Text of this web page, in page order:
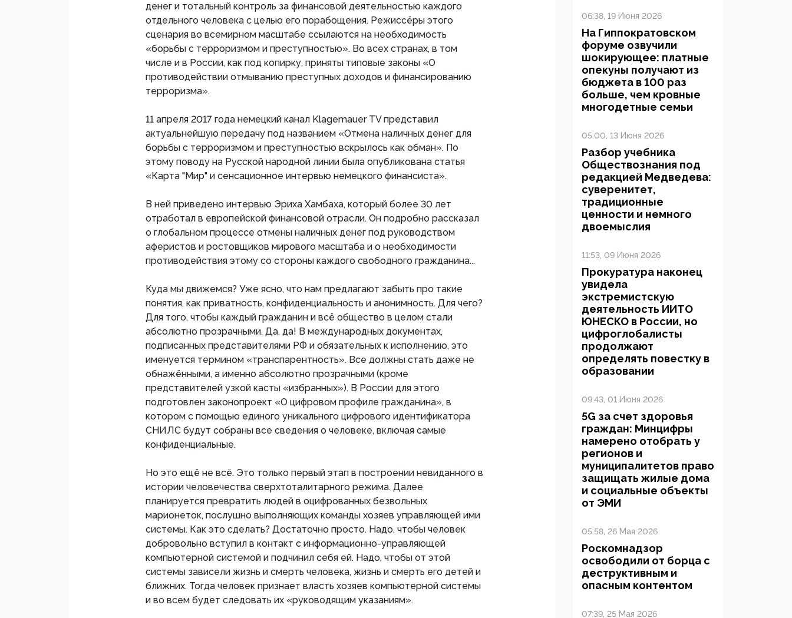
денег и тотальный контроль за финансовой деятельностью каждого
отдельного человека с целью его порабощения. Режиссёры этого
сценария во всемирном масштабе ссылаются на необходимость
«борьбы с терроризмом и преступностью». Во всех странах, в том
числе и в России, как под копирку, приняты типовые законы «О
противодействии отмыванию преступных доходов и финансированию
терроризма».
11 апреля 2017 года немецкий канал Klagemauer TV представил
актуальнейшую передачу под названием «Отмена наличных денег для
борьбы с терроризмом и преступностью вскрылось как обман». По
этому поводу на Русской народной линии была опубликована статья
«Карта "Мир" и сенсационное интервью немецкого финансиста».
В ней приведено интервью Эриха Хамбаха, который более 30 лет
отработал в европейской финансовой отрасли. Он подробно рассказал
о глобальном процессе отмены наличных денег под руководством
аферистов и ростовщиков мирового масштаба и о необходимости
противодействия этому со стороны каждого свободного гражданина...
Куда мы движемся? Уже ясно, что нам предлагают забыть про такие
понятия, как приватность, конфиденциальность и анонимность. Для чего?
Для того, чтобы каждый гражданин и всё общество в целом стали
абсолютно прозрачными. Да, да! В международных документах,
подписанных представителями РФ и обязательных к исполнению, это
именуется термином «транспарентность». Все должны стать даже не
обнажёнными, а именно абсолютно прозрачными (кроме
представителей узкой касты «избранных»). В России для этого
подготовлен законопроект «О цифровом профиле гражданина», в
котором с помощью единого уникального цифрового идентификатора
СНИЛС будут собраны все сведения о человеке, включая самые
конфиденциальные.
Но это ещё не всё. Это только первый этап в построении невиданного в
истории человечества сверхтоталитарного режима. Далее
планируется превратить людей в оцифрованных безвольных
марионеток, послушно выполняющих команды хозяев управляющей ими
системы. Как это сделать? Достаточно просто. Надо, чтобы человек
добровольно вступил в контакт с информационно-управляющей
компьютерной системой и подчинил себя ей. Надо, чтобы от этой
системы зависели жизнь и смерть человека, жизнь и смерть его детей и
ближних. Тогда человек признает власть хозяев компьютерной системы
и во всем будет следовать их «руководящим указаниям».
06:38, 19 Июня 2026
На Гиппократовском
форуме озвучили
шокирующее: платные
опекуны получают из
бюджета в 100 раз
больше, чем кровные
многодетные семьи
05:00, 13 Июня 2026
Разбор учебника
Обществознания под
редакцией Медведева:
суверенитет,
традиционные
ценности и немного
двоемыслия
11:53, 09 Июня 2026
Прокуратура наконец
увидела
экстремистскую
деятельность ИИТО
ЮНЕСКО в России, но
цифроглобалисты
продолжают
определять повестку в
образовании
09:43, 01 Июня 2026
5G за счет здоровья
граждан: Минцифры
намерено отобрать у
регионов и
муниципалитетов право
защищать жилые дома
и социальные объекты
от ЭМИ
05:58, 26 Мая 2026
Роскомнадзор
освободили от борца с
деструктивным и
опасным контентом
07:39, 25 Мая 2026